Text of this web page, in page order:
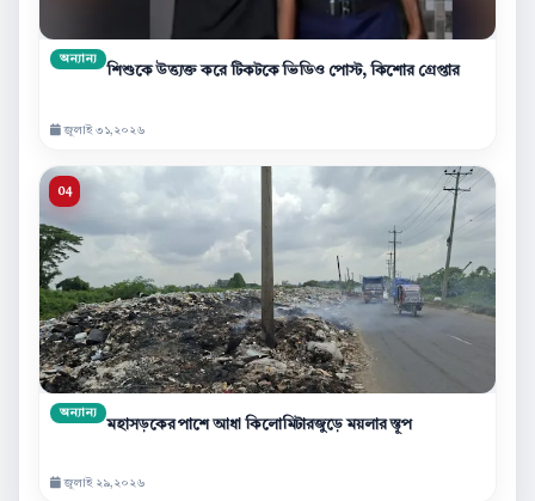
অন্যান্য
শিশুকে উত্ত্যক্ত করে টিকটকে ভিডিও পোস্ট, কিশোর গ্রেপ্তার
জুলাই ৩১,২০২৬
অন্যান্য
মহাসড়কের পাশে আধা কিলোমিটারজুড়ে ময়লার স্তূপ
জুলাই ২৯,২০২৬